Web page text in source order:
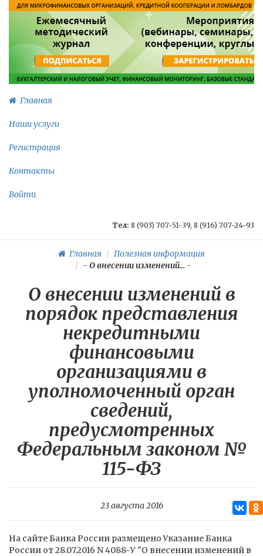
Главная
Наши услуги
Регистрация
Контакты
Войти
Тел: 8 (903) 707-51-39, 8 (916) 707-24-93
Главная
Полезная информация
- О внесении изменений...-
О внесении изменений в
порядок представления
некредитными
финансовыми
организациями в
уполномоченный орган
сведений,
предусмотренных
Федеральным законом №
115-ФЗ
23 августа 2016
На сайте Банка России размещено Указание Банка
России от 28.07.2016 N 4088-У "О внесении изменений в